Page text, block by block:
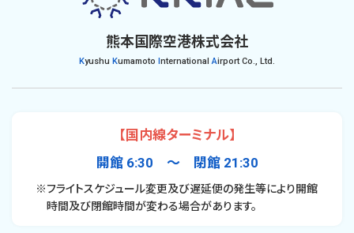
熊本国際空港株式会社
Kyushu Kumamoto InternationalAirport Co., Ltd.
【国内線ターミナル】
開館 6:30 〜 閉館 21:30
※フライトスケジュール変更及び遅延便の発生等により開館
時間及び閉館時間が変わる場合があります。